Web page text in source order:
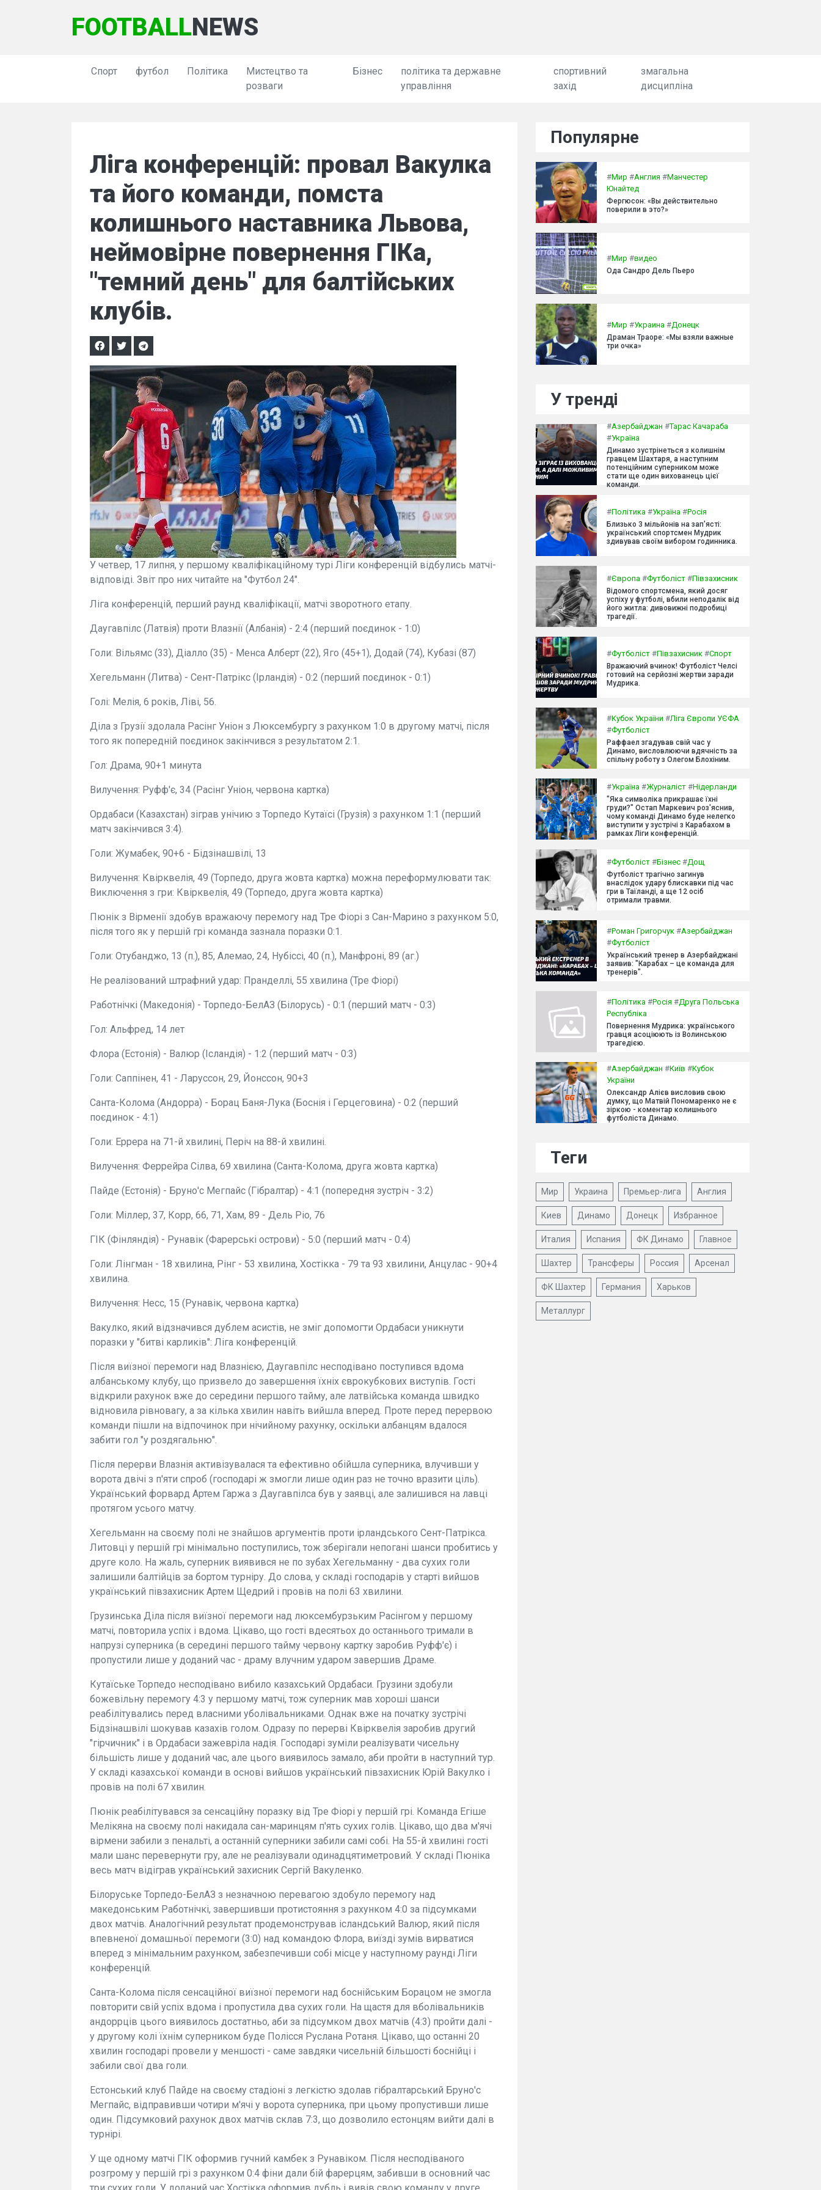
FOOTBALLNEWS
Спорт футбол Політика
Мистецтво та
розваги
Бізнес
політика та державне
управління
спортивний
захід
змагальна
дисципліна
Ліга конференцій: провал Вакулка
та його команди, помста
колишнього наставника Львова,
неймовірне повернення ГІКа,
"темний день" для балтійських
клубів.
У четвер, 17 липня, у першому кваліфікаційному турі Ліги конференцій відбулись матчі-
відповіді. Звіт про них читайте на "Футбол 24".
Ліга конференцій, перший раунд кваліфікації, матчі зворотного етапу.
Даугавпілс (Латвія) проти Влазнії (Албанія) - 2:4 (перший поєдинок - 1:0)
Голи: Вільямс (33), Діалло (35) - Менса Алберт (22), Яго (45+1), Додай (74), Кубазі (87)
Хегельманн (Литва) - Сент-Патрікс (Ірландія) - 0:2 (перший поєдинок - 0:1)
Голі: Мелія, 6 років, Ліві, 56.
Діла з Грузії здолала Расінг Уніон з Люксембургу з рахунком 1:0 в другому матчі, після
того як попередній поєдинок закінчився з результатом 2:1.
Гол: Драма, 90+1 минута
Вилучення: Руфф'є, 34 (Расінг Уніон, червона картка)
Ордабаси (Казахстан) зіграв унічию з Торпедо Кутаїсі (Грузія) з рахунком 1:1 (перший
матч закінчився 3:4).
Голи: Жумабек, 90+6 - Бідзінашвілі, 13
Вилучення: Квірквелія, 49 (Торпедо, друга жовта картка) можна переформулювати так:
Виключення з гри: Квірквелія, 49 (Торпедо, друга жовта картка)
Пюнік з Вірменії здобув вражаючу перемогу над Тре Фіорі з Сан-Марино з рахунком 5:0,
після того як у першій грі команда зазнала поразки 0:1.
Голи: Отубанджо, 13 (п.), 85, Алемао, 24, Нубіссі, 40 (п.), Манфроні, 89 (аг.)
Не реалізований штрафний удар: Пранделлі, 55 хвилина (Тре Фіорі)
Работнічкі (Македонія) - Торпедо-БелАЗ (Білорусь) - 0:1 (перший матч - 0:3)
Гол: Альфред, 14 лет
Флора (Естонія) - Валюр (Ісландія) - 1:2 (перший матч - 0:3)
Голи: Саппінен, 41 - Ларуссон, 29, Йонссон, 90+3
Санта-Колома (Андорра) - Борац Баня-Лука (Боснія і Герцеговина) - 0:2 (перший
поєдинок - 4:1)
Голи: Еррера на 71-й хвилині, Періч на 88-й хвилині.
Вилучення: Феррейра Сілва, 69 хвилина (Санта-Колома, друга жовта картка)
Пайде (Естонія) - Бруно'с Мегпайс (Гібралтар) - 4:1 (попередня зустріч - 3:2)
Голи: Міллер, 37, Корр, 66, 71, Хам, 89 - Дель Ріо, 76
ГІК (Фінляндія) - Рунавік (Фарерські острови) - 5:0 (перший матч - 0:4)
Голи: Лінгман - 18 хвилина, Рінг - 53 хвилина, Хостікка - 79 та 93 хвилини, Анцулас - 90+4
хвилина.
Вилучення: Несс, 15 (Рунавік, червона картка)
Вакулко, який відзначився дублем асистів, не зміг допомогти Ордабаси уникнути
поразки у "битві карликів": Ліга конференцій.
Після виїзної перемоги над Влазнією, Даугавпілс несподівано поступився вдома
албанському клубу, що призвело до завершення їхніх єврокубкових виступів. Гості
відкрили рахунок вже до середини першого тайму, але латвійська команда швидко
відновила рівновагу, а за кілька хвилин навіть вийшла вперед. Проте перед перервою
команди пішли на відпочинок при нічийному рахунку, оскільки албанцям вдалося
забити гол "у роздягальню".
Після перерви Влазнія активізувалася та ефективно обійшла суперника, влучивши у
ворота двічі з п'яти спроб (господарі ж змогли лише один раз не точно вразити ціль).
Український форвард Артем Гаржа з Даугавпілса був у заявці, але залишився на лавці
протягом усього матчу.
Хегельманн на своєму полі не знайшов аргументів проти ірландського Сент-Патрікса.
Литовці у першій грі мінімально поступились, тож зберігали непогані шанси пробитись у
друге коло. На жаль, суперник виявився не по зубах Хегельманну - два сухих голи
залишили балтійців за бортом турніру. До слова, у складі господарів у старті вийшов
український півзахисник Артем Щедрий і провів на полі 63 хвилини.
Грузинська Діла після виїзної перемоги над люксембурзьким Расінгом у першому
матчі, повторила успіх і вдома. Цікаво, що гості вдесятьох до останнього тримали в
напрузі суперника (в середині першого тайму червону картку заробив Руфф'є) і
пропустили лише у доданий час - драму влучним ударом завершив Драме.
Кутаїське Торпедо несподівано вибило казахський Ордабаси. Грузини здобули
божевільну перемогу 4:3 у першому матчі, тож суперник мав хороші шанси
реабілітувались перед власними уболівальниками. Однак вже на початку зустрічі
Бідзінашвілі шокував казахів голом. Одразу по перерві Квірквелія заробив другий
"гірчичник" і в Ордабаси зажевріла надія. Господарі зуміли реалізувати чисельну
більшість лише у доданий час, але цього виявилось замало, аби пройти в наступний тур.
У складі казахської команди в основі вийшов український півзахисник Юрій Вакулко і
провів на полі 67 хвилин.
Пюнік реабілітувався за сенсаційну поразку від Тре Фіорі у першій грі. Команда Егіше
Мелікяна на своєму полі накидала сан-маринцям п'ять сухих голів. Цікаво, що два м'ячі
вірмени забили з пенальті, а останній суперники забили самі собі. На 55-й хвилині гості
мали шанс перевернути гру, але не реалізували одинадцятиметровий. У складі Пюніка
весь матч відіграв український захисник Сергій Вакуленко.
Білоруське Торпедо-БелАЗ з незначною перевагою здобуло перемогу над
македонським Работнічкі, завершивши протистояння з рахунком 4:0 за підсумками
двох матчів. Аналогічний результат продемонстрував ісландський Валюр, який після
впевненої домашньої перемоги (3:0) над командою Флора, виїзді зумів вирватися
вперед з мінімальним рахунком, забезпечивши собі місце у наступному раунді Ліги
конференцій.
Санта-Колома після сенсаційної виїзної перемоги над боснійським Борацом не змогла
повторити свій успіх вдома і пропустила два сухих голи. На щастя для вболівальників
андоррців цього виявилось достатньо, аби за підсумком двох матчів (4:3) пройти далі -
у другому колі їхнім суперником буде Полісся Руслана Ротаня. Цікаво, що останні 20
хвилин господарі провели у меншості - саме завдяки чисельній більшості боснійці і
забили свої два голи.
Естонський клуб Пайде на своєму стадіоні з легкістю здолав гібралтарський Бруно'с
Мегпайс, відправивши чотири м'ячі у ворота суперника, при цьому пропустивши лише
один. Підсумковий рахунок двох матчів склав 7:3, що дозволило естонцям вийти далі в
турнірі.
У ще одному матчі ГІК оформив гучний камбек з Рунавіком. Після несподіваного
розгрому у першій грі з рахунком 0:4 фіни дали бій фарерцям, забивши в основний час
Популярне
#Мир #Англия #Манчестер
Юнайтед
Фергюсон: «Вы действительно
поверили в это?»
#Мир #видео
Ода Сандро Дель Пьеро
#Мир #Украина #Донецк
Драман Траоре: «Мы взяли важные
три очка»
У тренді
#Азербайджан #Тарас Качараба
#Україна
Динамо зустрінеться з колишнім
гравцем Шахтаря, а наступним
потенційним суперником може
стати ще один вихованець цієї
команди.
#Політика #Україна #Росія
Близько 3 мільйонів на зап'ясті:
український спортсмен Мудрик
здивував своїм вибором годинника.
#Європа #Футболіст #Півзахисник
Відомого спортсмена, який досяг
успіху у футболі, вбили неподалік від
його житла: дивовижні подробиці
трагедії.
#Футболіст #Півзахисник #Спорт
Вражаючий вчинок! Футболіст Челсі
готовий на серйозні жертви заради
Мудрика.
#Кубок України #Ліга Європи УЄФА
#Футболіст
Раффаел згадував свій час у
Динамо, висловлюючи вдячність за
спільну роботу з Олегом Блохіним.
#Україна #Журналіст #Нідерланди
"Яка символіка прикрашає їхні
груди?" Остап Маркевич роз'яснив,
чому команді Динамо буде нелегко
виступити у зустрічі з Карабахом в
рамках Ліги конференцій.
#Футболіст #Бізнес #Дощ
Футболіст трагічно загинув
внаслідок удару блискавки під час
гри в Таїланді, а ще 12 осіб
отримали травми.
#Роман Григорчук #Азербайджан
#Футболіст
Український тренер в Азербайджані
заявив: "Карабах – це команда для
тренерів".
#Політика #Росія #Друга Польська
Республіка
Повернення Мудрика: українського
гравця асоціюють із Волинською
трагедією.
#Азербайджан #Київ #Кубок
України
Олександр Алієв висловив свою
думку, що Матвій Пономаренко не є
зіркою - коментар колишнього
футболіста Динамо.
Теги
Мир Украина Премьер-лига Англия
Киев Динамо Донецк Избранное
Италия Испания ФК Динамо Главное
Шахтер Трансферы Россия Арсенал
ФК Шахтер Германия Харьков
Металлург